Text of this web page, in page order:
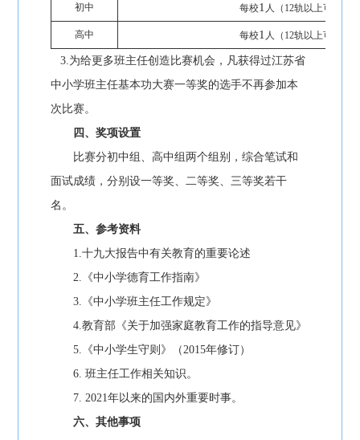
初中 每校1 人（12轨以上可报2人
高中 每校1 人（12轨以上可报2人
3.为给更多班主任创造比赛机会，凡获得过江苏省
中小学班主任基本功大赛一等奖的选手不再参加本
次比赛。
四、奖项设置
比赛分初中组、高中组两个组别，综合笔试和
面试成绩，分别设一等奖、二等奖、三等奖若干
名。
五、参考资料
1.十九大报告中有关教育的重要论述
2.《中小学德育工作指南》
3.《中小学班主任工作规定》
4.教育部《关于加强家庭教育工作的指导意见》
5.《中小学生守则》（2015年修订）
6. 班主任工作相关知识。
7. 2021年以来的国内外重要时事。
六、其他事项